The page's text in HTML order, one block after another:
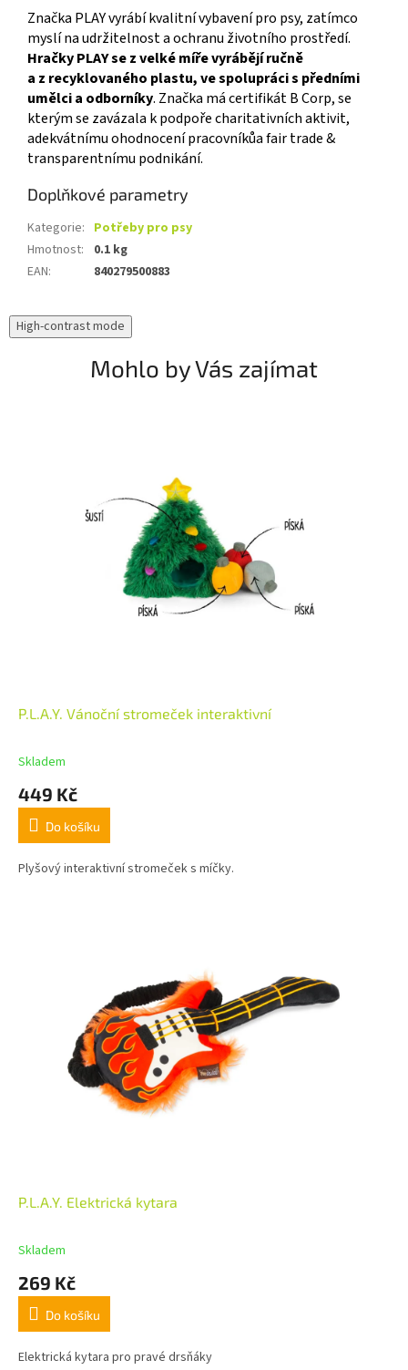
Značka PLAY vyrábí kvalitní vybavení pro psy, zatímco
myslí na udržitelnost a ochranu životního prostředí.
Hračky PLAY se z velké míře vyrábějí ručně
a z recyklovaného plastu, ve spolupráci s předními
umělci a odborníky. Značka má certifikát B Corp, se
kterým se zavázala k podpoře charitativních aktivit,
adekvátnímu ohodnocení pracovníkůa fair trade &
transparentnímu podnikání.
Doplňkové parametry
Kategorie: Potřeby pro psy
Hmotnost:
0.1 kg
EAN: 840279500883
High-contrast mode
Mohlo by Vás zajímat
P.L.A.Y. Vánoční stromeček interaktivní
Skladem
449 Kč
Do košíku
Plyšový interaktivní stromeček s míčky.
P.L.A.Y. Elektrická kytara
Skladem
269 Kč
Do košíku
Elektrická kytara pro pravé drsňáky